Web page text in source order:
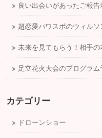
良い出会いがあったご報告
超恋愛パワスポのウィル
未来を見てもらう！相手
足立花火大会のプログラ
カテゴリー
ドローンショー